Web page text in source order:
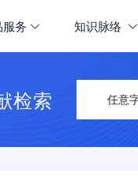
服务 知识脉络
检索 任意